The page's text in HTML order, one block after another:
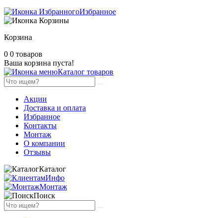
Избранное
Корзина
0 0 товаров
Ваша корзина пуста!
Каталог товаров
Акции
Доставка и оплата
Избранное
Контакты
Монтаж
О компании
Отзывы
Каталог
Инфо
Монтаж
Поиск